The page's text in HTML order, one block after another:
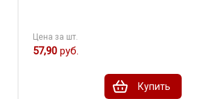
Цена за шт.
57,90 руб.
Купить